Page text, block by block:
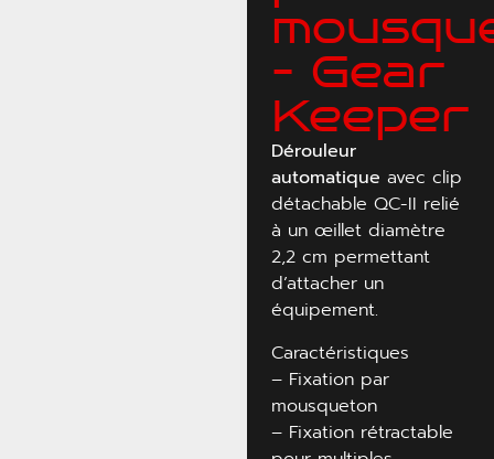
– Gear
Keeper
Dérouleur
automatique avec clip
détachable QC-II relié
à un œillet diamètre
2,2 cm permettant
d’attacher un
équipement.
Caractéristiques
– Fixation par
mousqueton
– Fixation rétractable